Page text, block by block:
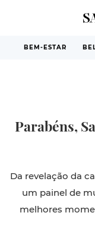
BEM-ESTAR
Parabéns,
Da revelação da
um painel de
melhores